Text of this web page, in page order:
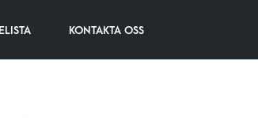
KONTAKTA OSS